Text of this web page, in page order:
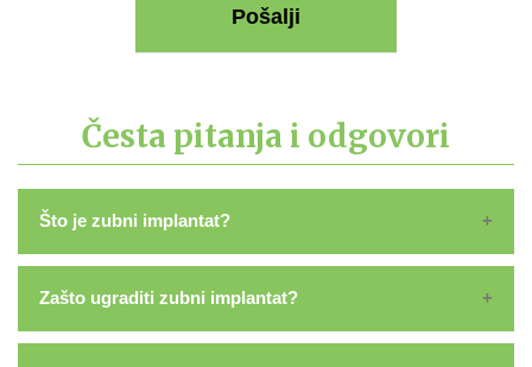
Česta pitanja i odgovori
Što je zubni implantat?
Zubni ili dentalni implantati su umjetni korijeni zubnog
nadomjestka. Konusnog su oblika, biološki tolerantni,
indiferentni i ostaju nepromijenjeni u koštanom tkivu.
Zašto ugraditi zubni implantat?
Ugradnjom zubnih implantata na mjestu gdje Vam